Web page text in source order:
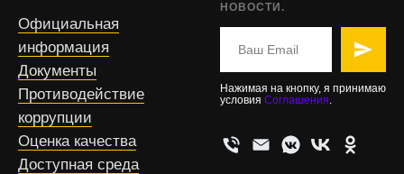
Официальная
информация
Документы
Противодействие
коррупции
Оценка качества
Доступная среда
НОВОСТИ.
Нажимая на кнопку, я принимаю
условия Соглашения.